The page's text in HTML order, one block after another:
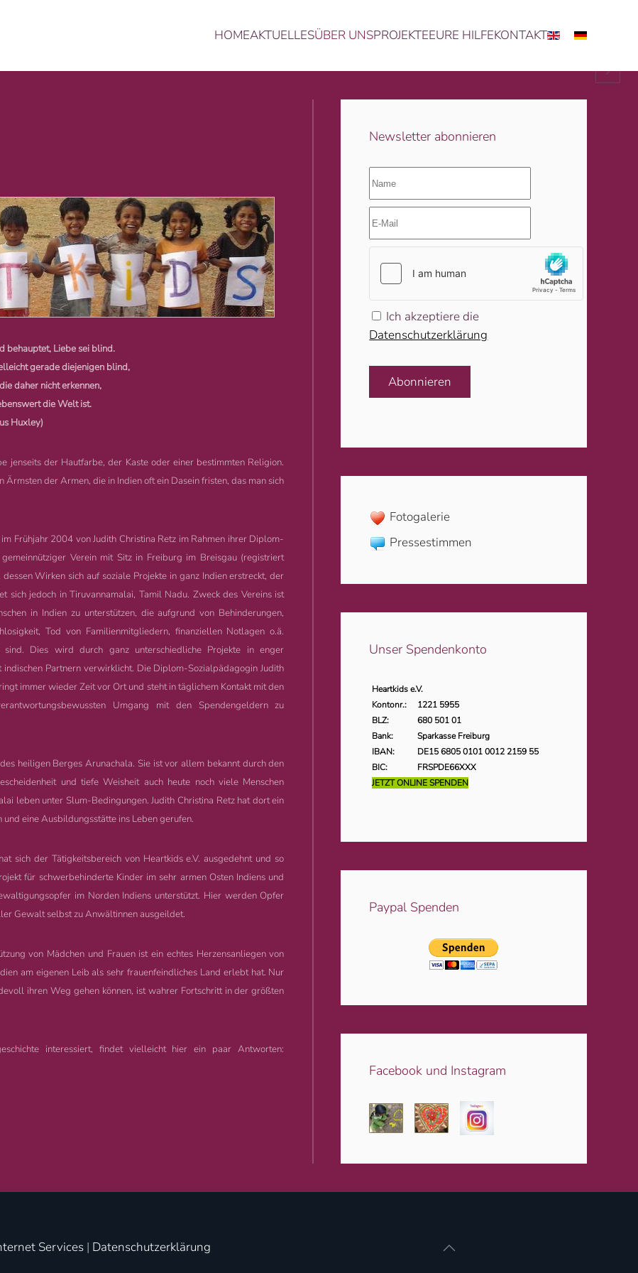
HOMEAKTUELLESÜBER UNSPROJEKTEEURE HILFEKONTAKT
behauptet, Liebe sei blind.
gerade diejenigen blind,
daher nicht erkennen,
die Welt ist.
Huxley)
jenseits der Hautfarbe, der Kaste oder einer bestimmten Religion.
der Armen, die in Indien oft ein Dasein fristen, das man sich
Frühjahr 2004 von Judith Christina Retz im Rahmen ihrer Diplom-
Verein mit Sitz in Freiburg im Breisgau (registriert
Wirken sich auf soziale Projekte in ganz Indien erstreckt, der
sich jedoch in Tiruvannamalai, Tamil Nadu. Zweck des Vereins ist
in Indien zu unterstützen, die aufgrund von Behinderungen,
Tod von Familienmitgliedern, finanziellen Notlagen o.ä.
sind. Dies wird durch ganz unterschiedliche Projekte in enger
indischen Partnern verwirklicht. Die Diplom-Sozialpädagogin Judith
immer wieder Zeit vor Ort und steht in täglichem Kontakt mit den
Umgang mit den Spendengeldern zu
heiligen Berges Arunachala. Sie ist vor allem bekannt durch den
und tiefe Weisheit auch heute noch viele Menschen
leben unter Slum-Bedingungen. Judith Christina Retz hat dort ein
und eine Ausbildungsstätte ins Leben gerufen.
sich der Tätigkeitsbereich von Heartkids e.V. ausgedehnt und so
für schwerbehinderte Kinder im sehr armen Osten Indiens und
im Norden Indiens unterstützt. Hier werden Opfer
Gewalt selbst zu Anwältinnen ausgeildet.
von Mädchen und Frauen ist ein echtes Herzensanliegen von
am eigenen Leib als sehr frauenfeindliches Land erlebt hat. Nur
ihren Weg gehen können, ist wahrer Fortschritt in der größten
interessiert, findet vielleicht hier ein paar Antworten:
Newsletter abonnieren
Ich akzeptiere die
Datenschutzerklärung
Abonnieren
Fotogalerie
Pressestimmen
Unser Spendenkonto
Heartkids e.V.
Kontonr.:
1221 5955
BLZ:
680 501 01
Bank:
Sparkasse Freiburg
IBAN:
DE15 6805 0101 0012 2159 55
BIC:
FRSPDE66XXX
JETZT ONLINE SPENDEN
Paypal Spenden
Facebook und Instagram
Services | Datenschutzerklärung